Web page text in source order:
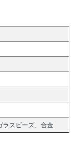
ラスビーズ、合金